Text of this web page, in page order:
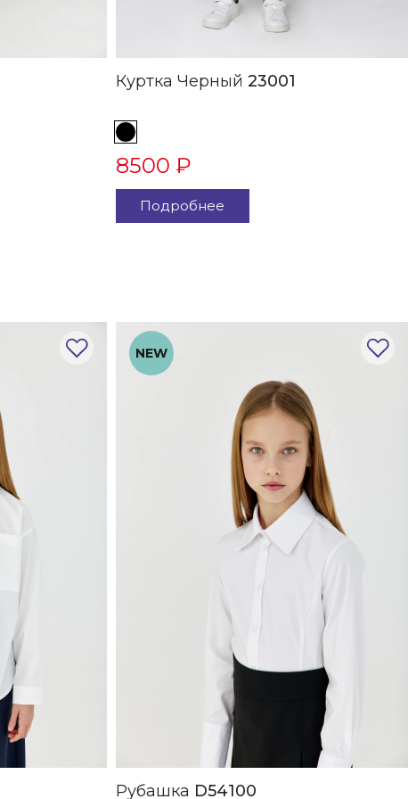
Куртка Черный 23001
8500 ₽
Подробнее
NEW
Рубашка D54100